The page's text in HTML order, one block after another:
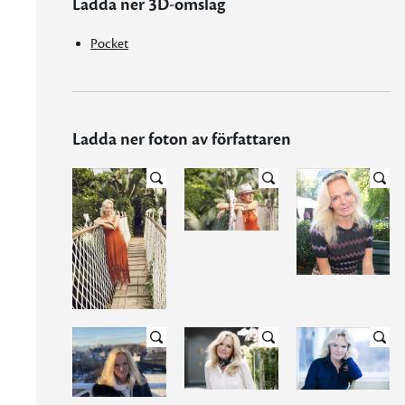
Ladda ner 3D-omslag
Pocket
Ladda ner foton av författaren